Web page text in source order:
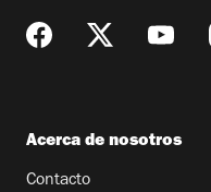
Acerca de nosotros
Contacto